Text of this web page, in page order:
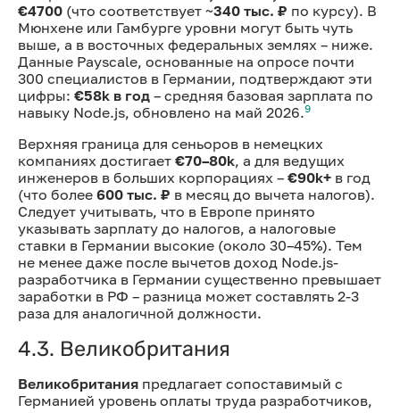
€4700 (что соответствует ~340 тыс. ₽ по курсу). В
Мюнхене или Гамбурге уровни могут быть чуть
выше, а в восточных федеральных землях – ниже.
Данные Payscale, основанные на опросе почти
300 специалистов в Германии, подтверждают эти
цифры: €58k в год – средняя базовая зарплата по
навыку Node.js, обновлено на май 2026.9
Верхняя граница для сеньоров в немецких
компаниях достигает €70–80k, а для ведущих
инженеров в больших корпорациях – €90k+ в год
(что более 600 тыс. ₽ в месяц до вычета налогов).
Следует учитывать, что в Европе принято
указывать зарплату до налогов, а налоговые
ставки в Германии высокие (около 30–45%). Тем
не менее даже после вычетов доход Node.js-
разработчика в Германии существенно превышает
заработки в РФ – разница может составлять 2-3
раза для аналогичной должности.
4.3. Великобритания
Великобритания предлагает сопоставимый с
Германией уровень оплаты труда разработчиков,